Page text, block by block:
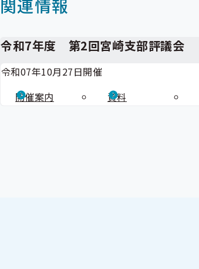
関連情報
令和7年度 第2回宮崎支部評議会
令和07年10月27日開催
開催案内
資料